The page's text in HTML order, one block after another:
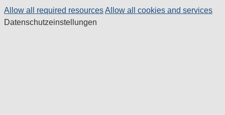
Allow all required resourcesAllow all cookies and services
Datenschutzeinstellungen